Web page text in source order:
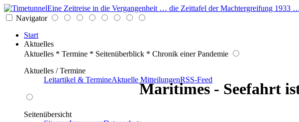
Eine Zeitreise in die Vergangenheit … die Zeittafel der Machtergreifung 1933
Navigator
Start
Aktuelles
Aktuelles * Termine * Seitenüberblick * Chronik einer Pandemie
Aktuelles / Termine
Leitartikel & TermineAktuelle MitteilungenRSS-Feed
Seitenübersicht
Maritimes - Seefahrt